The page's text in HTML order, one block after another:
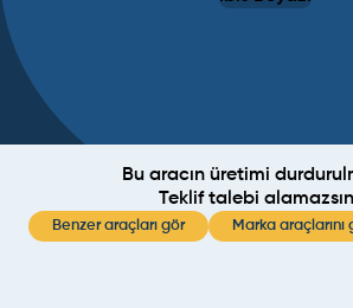
Bu aracın üretimi
Teklif talebi
Benzer araçları gör Marka araçlarını